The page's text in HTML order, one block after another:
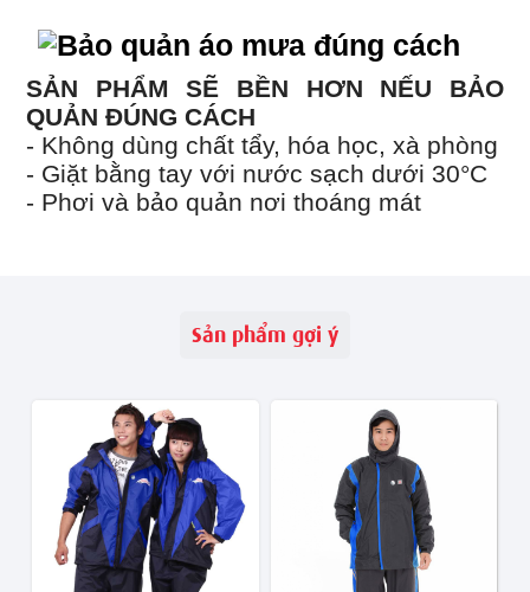
SẢN PHẨM SẼ BỀN HƠN NẾU BẢO
QUẢN ĐÚNG CÁCH
- Không dùng chất tẩy, hóa học, xà phòng
- Giặt bằng tay với nước sạch dưới 30°C
- Phơi và bảo quản nơi thoáng mát
Sản phẩm gợi ý